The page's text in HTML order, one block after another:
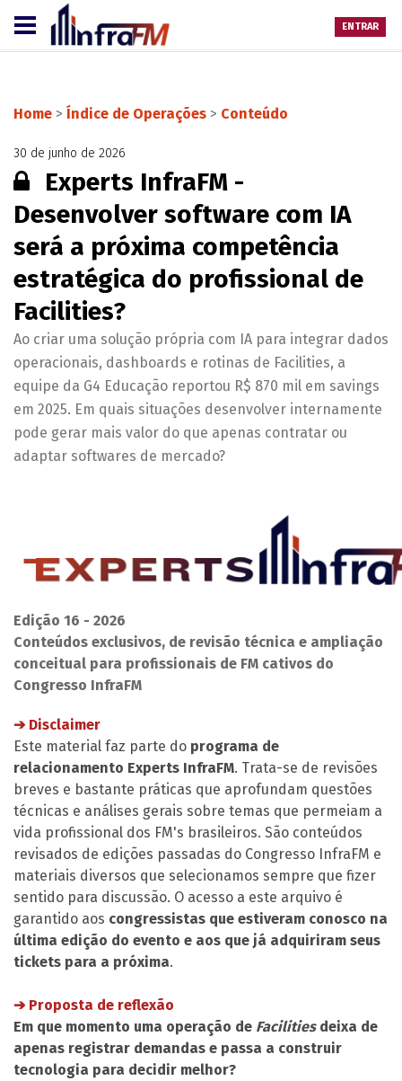
ENTRAR
Home > Índice de Operações > Conteúdo
30 de junho de 2026
Conteúdo restrito:
Experts InfraFM -
Desenvolver software com IA
será a próxima competência
estratégica do profissional de
Facilities?
Ao criar uma solução própria com IA para integrar dados
operacionais, dashboards e rotinas de Facilities, a
equipe da G4 Educação reportou R$ 870 mil em savings
em 2025. Em quais situações desenvolver internamente
pode gerar mais valor do que apenas contratar ou
adaptar softwares de mercado?
Edição 16 - 2026
Conteúdos exclusivos, de revisão técnica e ampliação
conceitual para profissionais de FM cativos do
Congresso InfraFM
➔ Disclaimer
Este material faz parte do programa de
relacionamento Experts InfraFM. Trata-se de revisões
breves e bastante práticas que aprofundam questões
técnicas e análises gerais sobre temas que permeiam a
vida profissional dos FM's brasileiros. São conteúdos
revisados de edições passadas do Congresso InfraFM e
materiais diversos que selecionamos sempre que fizer
sentido para discussão. O acesso a este arquivo é
garantido aos congressistas que estiveram conosco na
última edição do evento e aos que já adquiriram seus
tickets para a próxima.
➔ Proposta de reflexão
Em que momento uma operação de Facilities deixa de
apenas registrar demandas e passa a construir
tecnologia para decidir melhor?